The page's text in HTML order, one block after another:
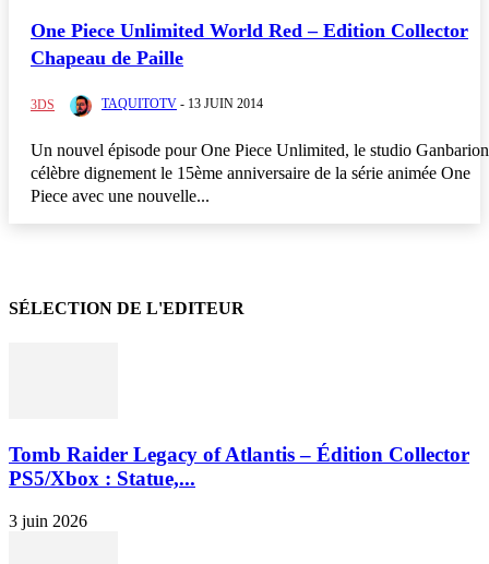
One Piece Unlimited World Red – Edition Collector
Chapeau de Paille
3DS TAQUITOTV - 13 JUIN 2014
Un nouvel épisode pour One Piece Unlimited, le studio Ganbarion
célèbre dignement le 15ème anniversaire de la série animée One
Piece avec une nouvelle...
SÉLECTION DE L'EDITEUR
Tomb Raider Legacy of Atlantis – Édition Collector
PS5/Xbox : Statue,...
3 juin 2026